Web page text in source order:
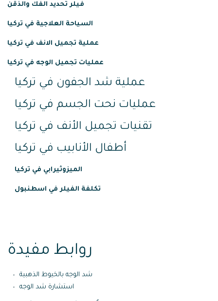
فيلر تحديد الفك والذقن
السياحة العلاجية في تركيا
عملية تجميل الانف في تركيا
عمليات تجميل الوجه في تركيا
عملية شد الجفون في تركيا
عمليات نحت الجسم في تركيا
تقنيات تجميل الأنف في تركيا
أطفال الأنابيب في تركيا
الميزوثيرابي في تركيا
تكلفة الفيلر في اسطنبول
روابط مفيدة
شد الوجه بالخيوط الذهبية
استشارة شد الوجه